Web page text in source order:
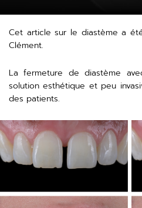
Cet article sur le diastème a
Clément.
La fermeture de diastème
solution esthétique et peu
des patients.